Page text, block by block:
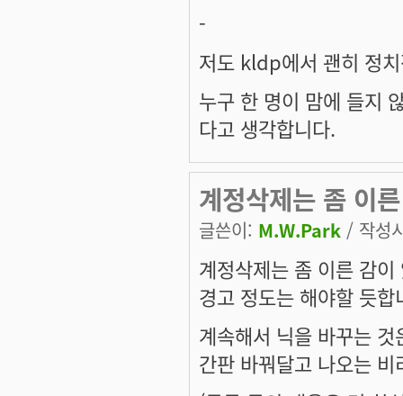
-
저도 kldp에서 괜히 정
누구 한 명이 맘에 들지
다고 생각합니다.
계정삭제는 좀 이른
글쓴이: M.W.Park / 작성
계정삭제는 좀 이른 감이
경고 정도는 해야할 듯합
계속해서 닉을 바꾸는
간판 바꿔달고 나오는